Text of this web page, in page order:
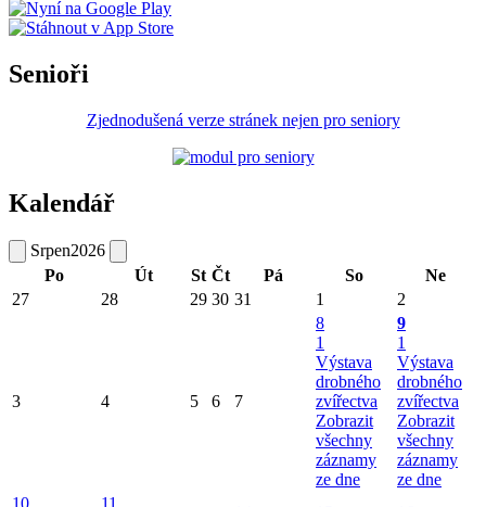
Senioři
Zjednodušená verze stránek nejen pro seniory
Kalendář
Srpen2026
Po
Út St Čt Pá So
Ne
27
28 29 30 31 1 2
3 4 5 6 7
8
1
Výstava
drobného
zvířectva
Zobrazit
všechny
záznamy
ze dne
9
1
Výstava
drobného
zvířectva
Zobrazit
všechny
záznamy
ze dne
10
11